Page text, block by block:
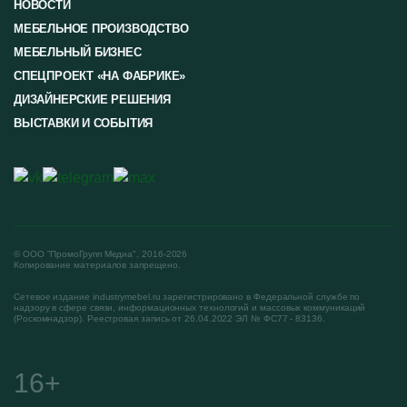
© ООО "ПромоГрупп Медиа", 2016-2026
Копирование материалов запрещено.
НОВОСТИ
МЕБЕЛЬНОЕ ПРОИЗВОДСТВО
МЕБЕЛЬНЫЙ БИЗНЕС
СПЕЦПРОЕКТ «НА ФАБРИКЕ»
ДИЗАЙНЕРСКИЕ РЕШЕНИЯ
ВЫСТАВКИ И СОБЫТИЯ
Сетевое издание industrymebel.ru зарегистрировано в Федеральной службе по
надзору в сфере связи, информационных технологий и массовых коммуникаций
(Роскомнадзор). Реестровая запись от 26.04.2022 ЭЛ № ФС77 - 83136.
16+